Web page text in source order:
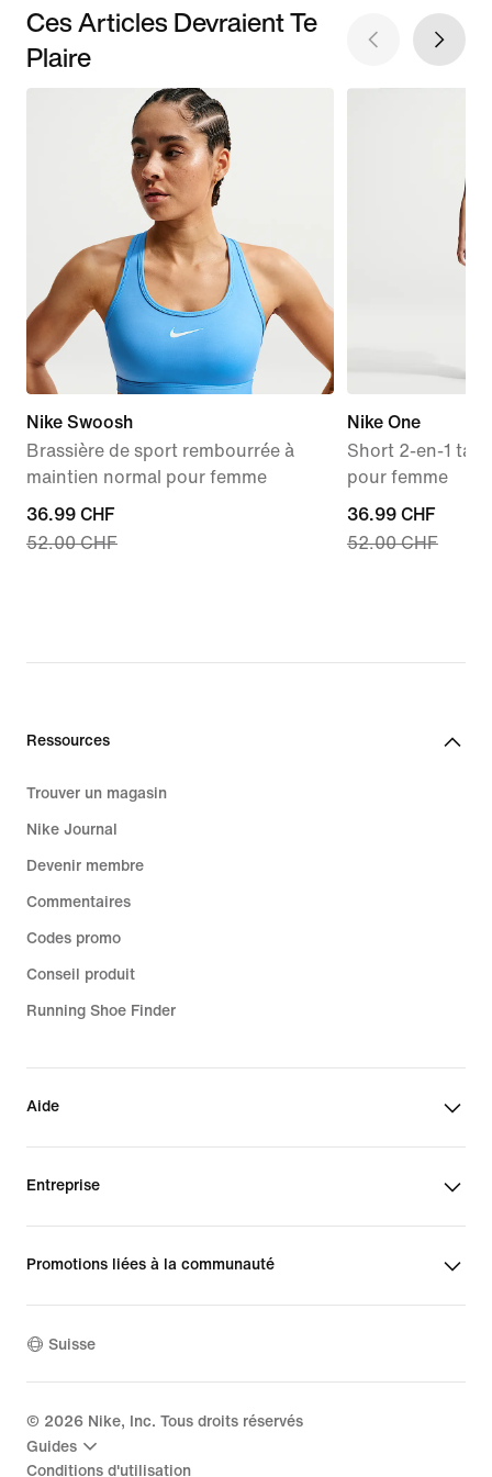
Ces Articles Devraient Te
Plaire
Nike Swoosh
Brassière de sport rembourrée à
maintien normal pour femme
current
price
52.00 CHF
36.99 CHF
52.00 CHF
Nike One
Short 2-en-1
pour femme
current
price
52.00 CHF
36.99 CHF
52.00 CHF
Ressources
Trouver un magasin
Nike Journal
Devenir membre
Commentaires
Codes promo
Conseil produit
Running Shoe Finder
Aide
Entreprise
Promotions liées à la communauté
Suisse
© 2026 Nike, Inc. Tous droits réservés
Guides
Conditions d'utilisation